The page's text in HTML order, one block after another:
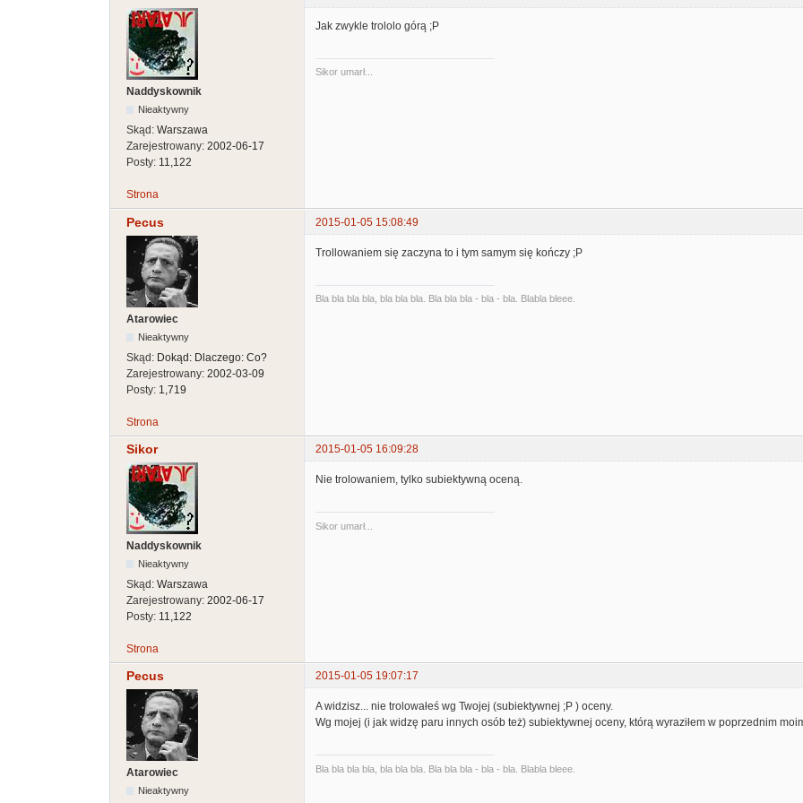
Naddyskownik
Nieaktywny
Skąd: Warszawa
Zarejestrowany: 2002-06-17
Posty: 11,122
Jak zwykle trololo górą ;P
Sikor umarł...
Strona
Pecus 2015-01-05 15:08:49
Atarowiec
Nieaktywny
Skąd: Dokąd: Dlaczego: Co?
Zarejestrowany: 2002-03-09
Posty: 1,719
Trollowaniem się zaczyna to i tym samym się kończy ;P
Bla bla bla bla, bla bla bla. Bla bla bla - bla - bla. Blabla bleee.
Strona
Sikor 2015-01-05 16:09:28
Naddyskownik
Nieaktywny
Skąd: Warszawa
Zarejestrowany: 2002-06-17
Posty: 11,122
Nie trolowaniem, tylko subiektywną oceną.
Sikor umarł...
Strona
Pecus 2015-01-05 19:07:17
Atarowiec
Nieaktywny
A widzisz... nie trolowałeś wg Twojej (subiektywnej ;P ) oceny.
Wg mojej (i jak widzę paru innych osób też) subiektywnej oceny, którą wyraziłem w poprzednim
Bla bla bla bla, bla bla bla. Bla bla bla - bla - bla. Blabla bleee.